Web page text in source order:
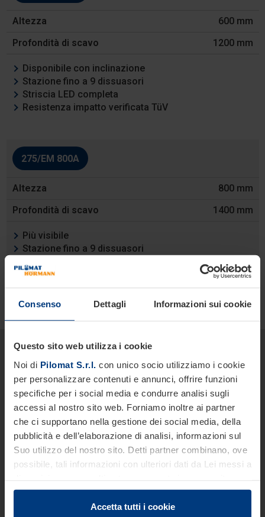
Consenso Dettagli Informazioni sui cookie
Questo sito web utilizza i cookie
Noi di Pilomat S.r.l. con unico socio utilizziamo i cookie
per personalizzare contenuti e annunci, offrire funzioni
specifiche per i social media e condurre analisi sugli
accessi al nostro sito web. Forniamo inoltre ai partner
che ci supportano nella gestione dei social media, della
pubblicità e dell’elaborazione di analisi, informazioni sul
Suo utilizzo del nostro sito. Detti partner combinano, ove
possibile, tali informazioni con ulteriori dati da Lei messi a
con il Suo impiego dei servizi offerti.
Le disposizioni di legge ci autorizzano a salvare i cookie
Accetta tutti i cookie
Altezza
Profondità
di
Caratteristiche
600 mm
1200 mm
Disponibile con inclinazione
Stazione fino a 9 dissuasori
Striscia LED completa
Resistenza impatto verificata TüV
275/EM 800A
800 mm
1400 mm
Più visibile
Stazione fino a 9 dissuasori
Resistenza impatto verificata TüV
Vuoi avere informazioni più
approfondite sui nostri prodotti
e servizi?
Siamo a tua disposizione.
Nome *
Cognome *